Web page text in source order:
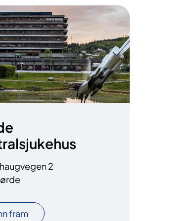
2
fram